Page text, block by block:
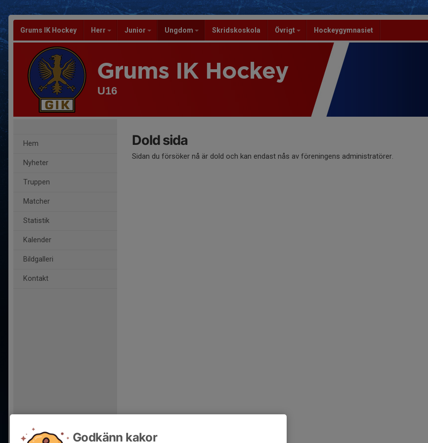
Grums IK Hockey Herr Junior Ungdom Skridskoskola Övrigt Hockeygymnasiet
Grums IK Hockey
U16
Hem
Nyheter
Truppen
Matcher
Statistik
Kalender
Bildgalleri
Kontakt
Dold sida
Sidan du försöker nå är dold och kan endast nås av föreningens administratörer.
Godkänn kakor